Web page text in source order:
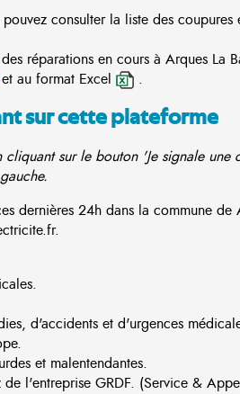
consulter la liste des coupures
réparations en cours à Arques La
et au format Excel .
sur cette plateforme
sur le bouton 'Je signale une
dernières 24h dans la commune de
d'accidents et d'urgences
et malentendantes.
l'entreprise GRDF. (Service &